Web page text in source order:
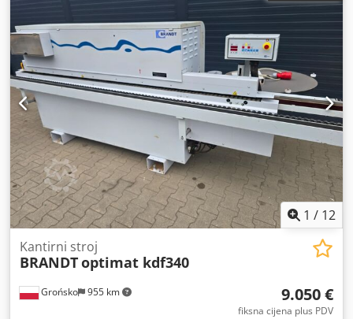
1 / 12
Grońsko 955 km
Kantirni stroj
BRANDToptimat kdf340
9.050 €
fiksna cijena plus PDV